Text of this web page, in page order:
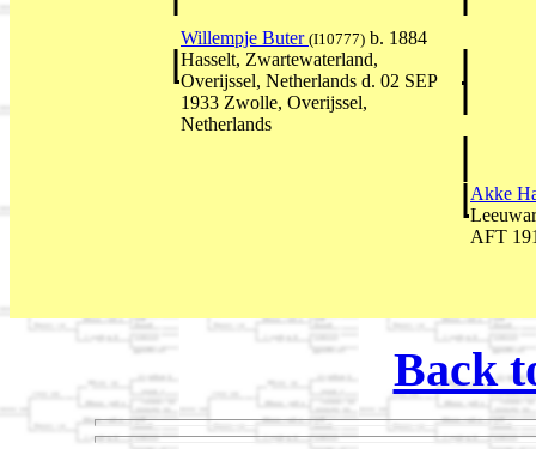
Willempje Buter (I10777) b. 1884
Hasselt, Zwartewaterland,
Overijssel, Netherlands d. 02 SEP
1933 Zwolle, Overijssel,
Netherlands
Akke
AFT
Back